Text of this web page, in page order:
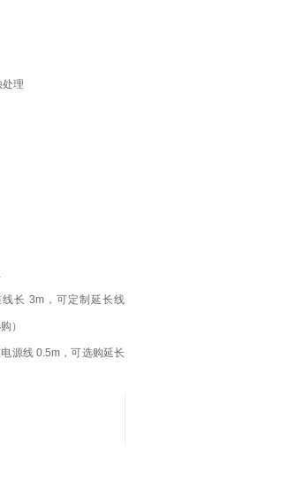
理
线长 3m，可定制延长线
）
源线 0.5m，可选购延长